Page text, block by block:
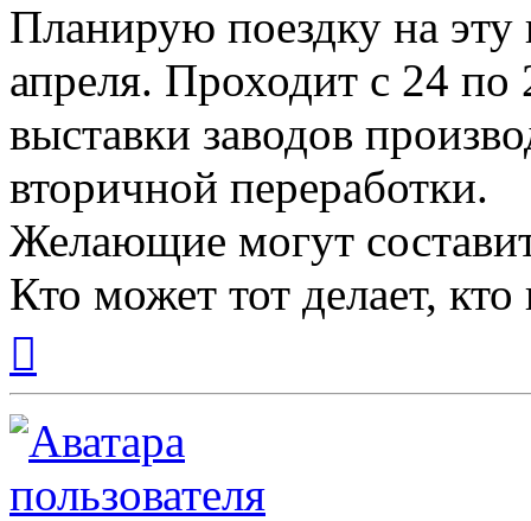
Планирую поездку на
апреля. Проходит с 24
выставки заводов
вторичной переработки.
Желающие могут
Кто может тот делает,
началу